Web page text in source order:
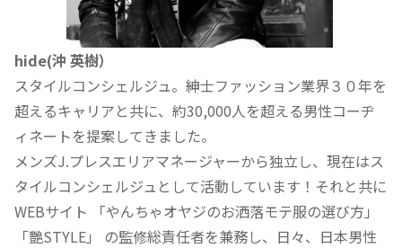
hide(沖 英樹）
スタイルコンシェルジュ。紳士ファッション業界３０年を
超えるキャリアと共に、約30,000人を超える男性コーヂ
ィネートを提案してきました。
メンズJ.プレスエリアマネージャーから独立し、現在はス
タイルコンシェルジュとして活動しています！それと共に
WEBサイト 「やんちゃオヤジのお洒落モテ服の選び方」
「艷STYLE」 の監修総責任者を兼務し、日々、日本男性